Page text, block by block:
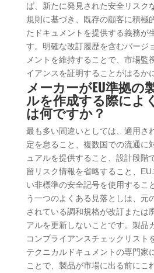
ば、新たに発見された安全リスク
規則に基づき、既存の顧客に積極
たドキュメントを提供する義務が
す。明確な改訂履歴を含むバージ
メントを維持することで、市場監
イアンスを証明することがはるか
メーカーがEU準拠の
ルを作成する際によ
は何ですか？
最も多い間違いとしては、適用さ
定を怠ること、複数国での流通に
ュアルを提供すること、設計段階
留リスク情報を省略すること、
い非標準の安全記号を使用するこ
う一つのよくある見落としは、元
されている調和規格が改訂または
アルを更新しないことです。製品
コンプライアンスチェックリスト
テクニカルドキュメントの専門家
ことで、製品が市場に出る前にこ